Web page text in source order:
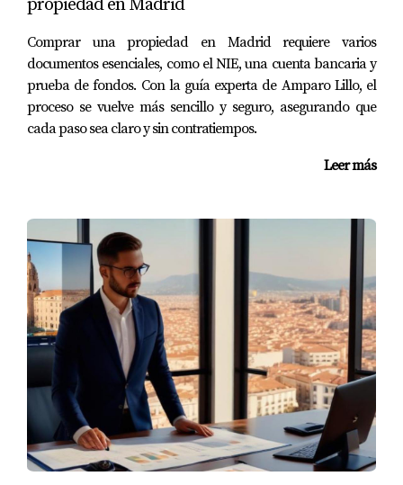
EL PAPEL DEL MARKETING
DIGITAL PREMIUM
Hoy en día, contar con una estrategia de marketing
digital efectiva es fundamental para destacar entre la
competencia. Los anuncios bien diseñados y dirigidos
interesados.
Cómo el marketing digital cambia las reglas
del juego
Utilizando técnicas avanzadas como publicidad
segmentada en redes sociales o campañas SEO
específicas para pisos similares a precios distintos en
Boadilla del Monte, puedo ayudar a mis clientes a llegar
al público adecuado. Por ejemplo, he implementado
campañas donde se utilizan videos virtuales para
mostrar propiedades, lo cual ha incrementado el interés
propiedad en Madrid
Comprar una propiedad en Madrid requiere varios
documentos esenciales, como el NIE, una cuenta bancaria y
prueba de fondos. Con la guía experta de Amparo Lillo, el
proceso se vuelve más sencillo y seguro, asegurando que
cada paso sea claro y sin contratiempos.
Leer más